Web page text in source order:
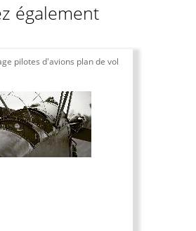
également
pilotes d'avions plan de vol